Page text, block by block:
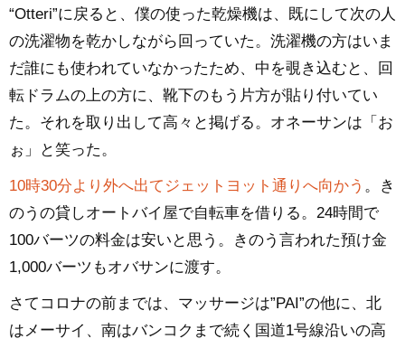
“Otteri”に戻ると、僕の使った乾燥機は、既にして次の人
の洗濯物を乾かしながら回っていた。洗濯機の方はいま
だ誰にも使われていなかったため、中を覗き込むと、回
転ドラムの上の方に、靴下のもう片方が貼り付いてい
た。それを取り出して高々と掲げる。オネーサンは「お
ぉ」と笑った。
10時30分より外へ出てジェットヨット通りへ向かう 。き
のうの貸しオートバイ屋で自転車を借りる。24時間で
100バーツの料金は安いと思う。きのう言われた預け金
1,000バーツもオバサンに渡す。
さてコロナの前までは、マッサージは”PAI”の他に、北
はメーサイ、南はバンコクまで続く国道1号線沿いの高